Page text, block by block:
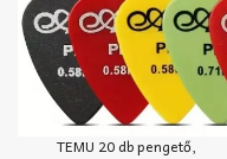
TEMU 20 db pengető,